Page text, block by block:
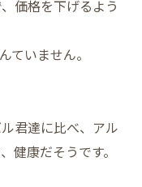
価格を下げるよう
ていません。
君達に比べ、アル
健康だそうです。